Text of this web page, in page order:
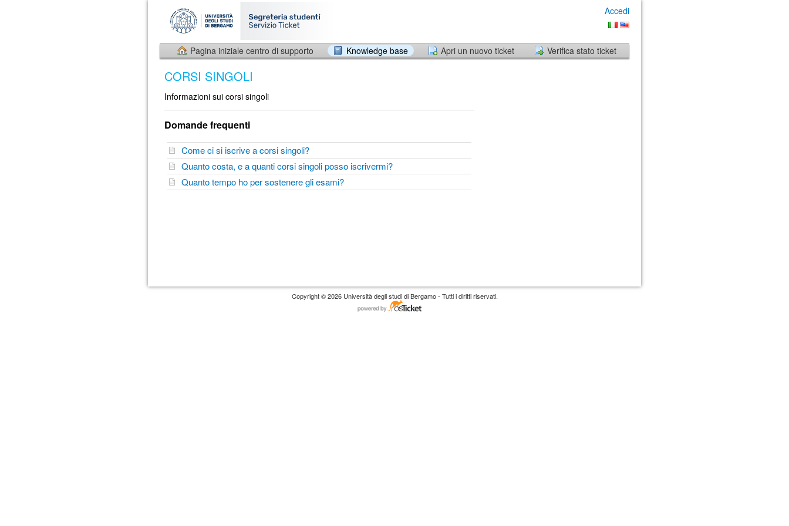
Accedi
Pagina iniziale centro di supporto Knowledge base Apri un nuovo ticket Verifica stato ticket
CORSI SINGOLI
Informazioni sui corsi singoli
Domande frequenti
Come ci si iscrive a corsi singoli?
Quanto costa, e a quanti corsi singoli posso iscrivermi?
Quanto tempo ho per sostenere gli esami?
Copyright © 2026 Università degli studi di Bergamo - Tutti i diritti riservati.